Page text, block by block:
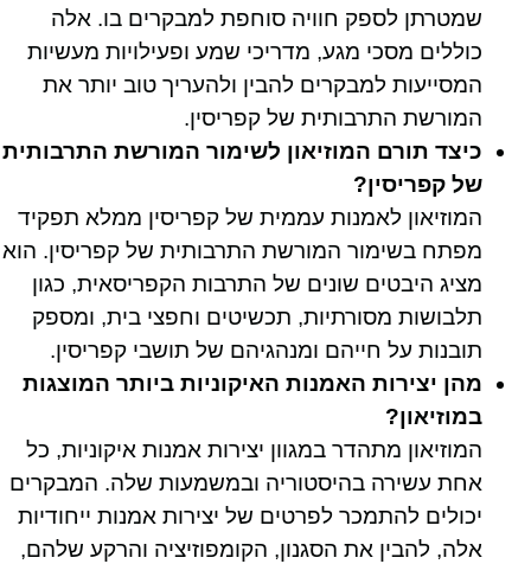
שמטרתן לספק חוויה סוחפת למבקרים בו. אלה
כוללים מסכי מגע, מדריכי שמע ופעילויות מעשיות
המסייעות למבקרים להבין ולהעריך טוב יותר את
המורשת התרבותית של קפריסין.
כיצד תורם המוזיאון לשימור המורשת התרבותית
של קפריסין?
המוזיאון לאמנות עממית של קפריסין ממלא תפקיד
מפתח בשימור המורשת התרבותית של קפריסין. הוא
מציג היבטים שונים של התרבות הקפריסאית, כגון
תלבושות מסורתיות, תכשיטים וחפצי בית, ומספק
תובנות על חייהם ומנהגיהם של תושבי קפריסין.
מהן יצירות האמנות האיקוניות ביותר המוצגות
במוזיאון?
המוזיאון מתהדר במגוון יצירות אמנות איקוניות, כל
אחת עשירה בהיסטוריה ובמשמעות שלה. המבקרים
יכולים להתמכר לפרטים של יצירות אמנות ייחודיות
אלה, להבין את הסגנון, הקומפוזיציה והרקע שלהם,